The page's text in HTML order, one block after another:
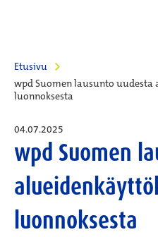
Etusivu
wpd Suomen lausunto
luonnoksesta
04.07.2025
wpd Suomen
luonnoksesta